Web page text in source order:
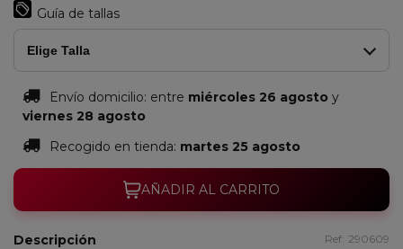
Guía de tallas
Elige Talla
Envío domicilio: entre miércoles 26 agosto y
viernes 28 agosto
Recogido en tienda: martes 25 agosto
AÑADIR AL CARRITO
Descripción Ref: 290609